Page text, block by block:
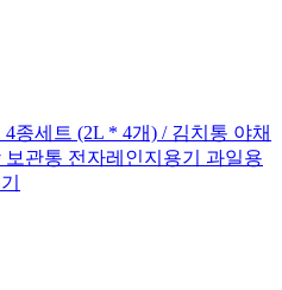
종세트 (2L * 4개) / 김치통 야채
관통 전자레인지용기 과일용